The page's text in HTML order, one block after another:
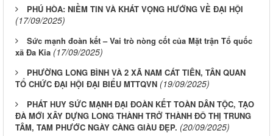
PHÚ HÒA: NIỀM TIN VÀ KHÁT VỌNG HƯỚNG VỀ ĐẠI HỘI
(17/09/2025)
Sức mạnh đoàn kết – Vai trò nòng cốt của Mặt trận Tổ quốc
xã Đa Kia (17/09/2025)
PHƯỜNG LONG BÌNH VÀ 2 XÃ NAM CÁT TIÊN, TÂN QUAN
TỔ CHỨC ĐẠI HỘI ĐẠI BIỂU MTTQVN (19/09/2025)
PHÁT HUY SỨC MẠNH ĐẠI ĐOÀN KẾT TOÀN DÂN TỘC, TẠO
ĐÀ MỚI XÂY DỰNG LONG THÀNH TRỞ THÀNH ĐÔ THỊ TRUNG
TÂM, TAM PHƯỚC NGÀY CÀNG GIÀU ĐẸP. (20/09/2025)